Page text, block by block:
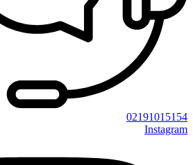
02191015154
Instagram